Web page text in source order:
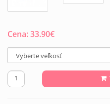
Cena:33.90€